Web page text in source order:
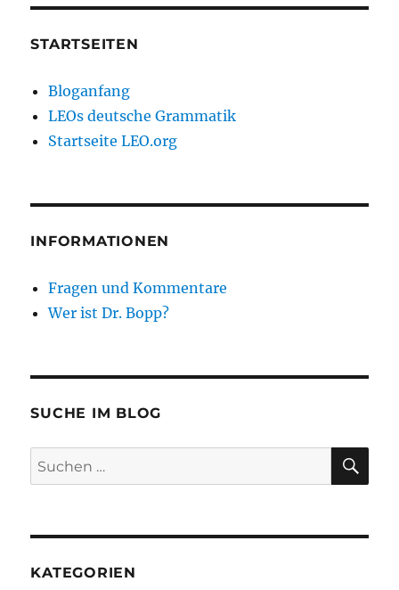
STARTSEITEN
Bloganfang
LEOs deutsche Grammatik
Startseite LEO.org
INFORMATIONEN
Fragen und Kommentare
Wer ist Dr. Bopp?
SUCHE IM BLOG
Suchen
nach:
KATEGORIEN